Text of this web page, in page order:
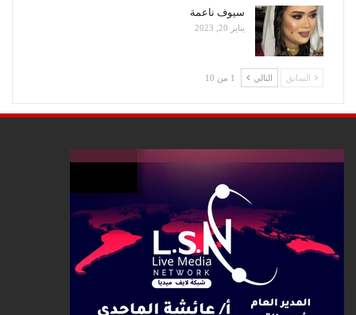
سيوف ناعمة
يناير 20, 2023
السابق التالي 1 من 10